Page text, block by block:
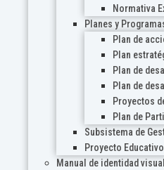
Normativa
Planes y
Plan de
Plan
Plan de
Plan de
Proyectos
Plan de
Subsistema de
Proyecto
Manual de identidad visual